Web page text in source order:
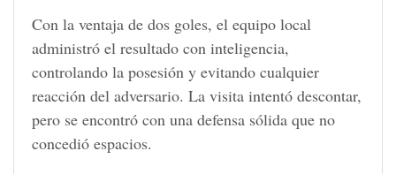
Con la ventaja de dos goles, el equipo local
administró el resultado con inteligencia,
controlando la posesión y evitando cualquier
reacción del adversario. La visita intentó descontar,
pero se encontró con una defensa sólida que no
concedió espacios.